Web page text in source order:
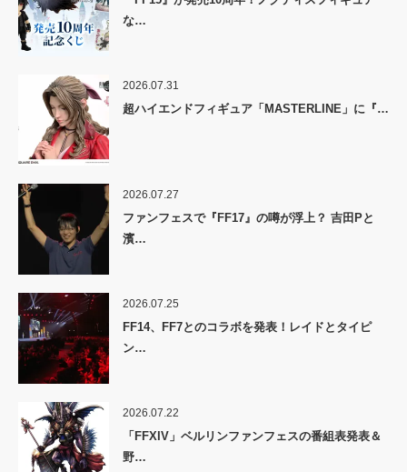
な…
2026.07.31
超ハイエンドフィギュア「MASTERLINE」に『…
2026.07.27
ファンフェスで『FF17』の噂が浮上？ 吉田Pと
濱…
2026.07.25
FF14、FF7とのコラボを発表！レイドとタイピ
ン…
2026.07.22
「FFXIV」ベルリンファンフェスの番組表発表＆
野…